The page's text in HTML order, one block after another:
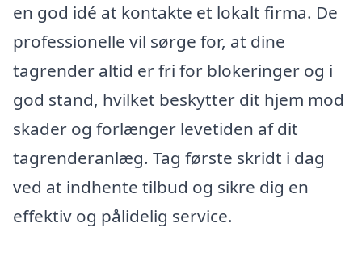
en god idé at kontakte et lokalt firma. De
professionelle vil sørge for, at dine
tagrender altid er fri for blokeringer og i
god stand, hvilket beskytter dit hjem mod
skader og forlænger levetiden af dit
tagrenderanlæg. Tag første skridt i dag
ved at indhente tilbud og sikre dig en
effektiv og pålidelig service.